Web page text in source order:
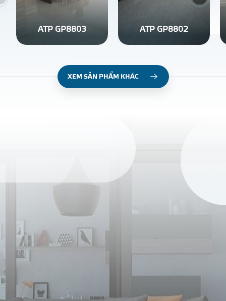
ATP GP8803 ATP GP8802
XEM SẢN PHẨM KHÁC